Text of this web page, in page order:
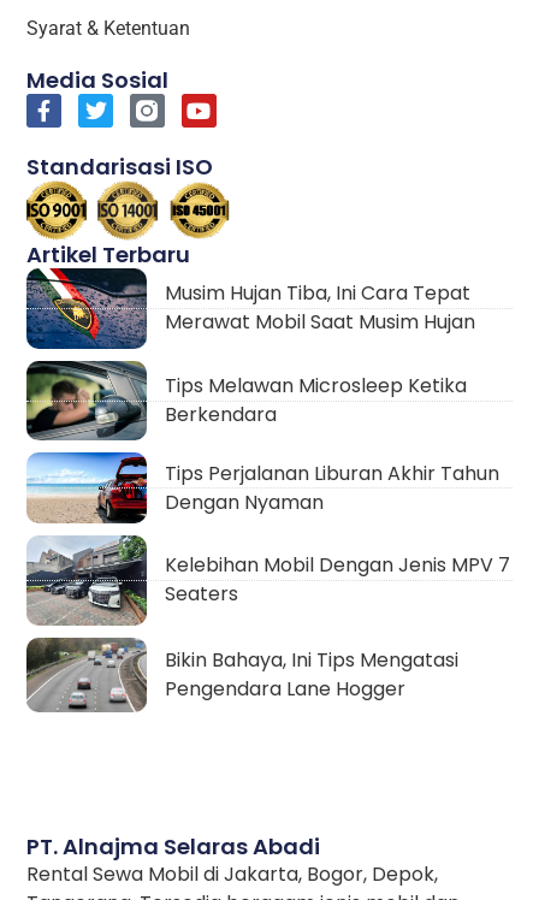
PT. Alnajma Selaras Abadi
Rental Sewa Mobil di Jakarta, Bogor, Depok,
Artikel Terbaru
Musim Hujan Tiba, Ini Cara Tepat
Merawat Mobil Saat Musim Hujan
Tips Melawan Microsleep Ketika
Berkendara
Tips Perjalanan Liburan Akhir Tahun
Dengan Nyaman
Kelebihan Mobil Dengan Jenis MPV 7
Seaters
Bikin Bahaya, Ini Tips Mengatasi
Pengendara Lane Hogger
Syarat & Ketentuan
Media Sosial
Standarisasi ISO